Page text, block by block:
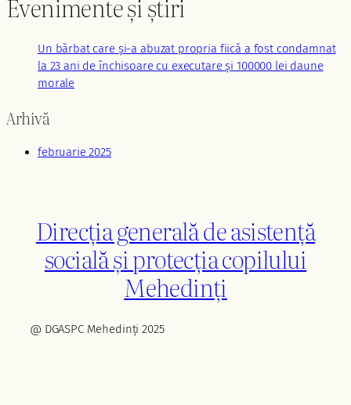
Un bărbat care și-a abuzat propria fiică a fost condamnat
la 23 ani de închisoare cu executare și 100000 lei daune
morale
Arhivă
februarie 2025
Direcția generală de asistență
socială și protecția copilului
Mehedinți
@ DGASPC Mehedinți 2025